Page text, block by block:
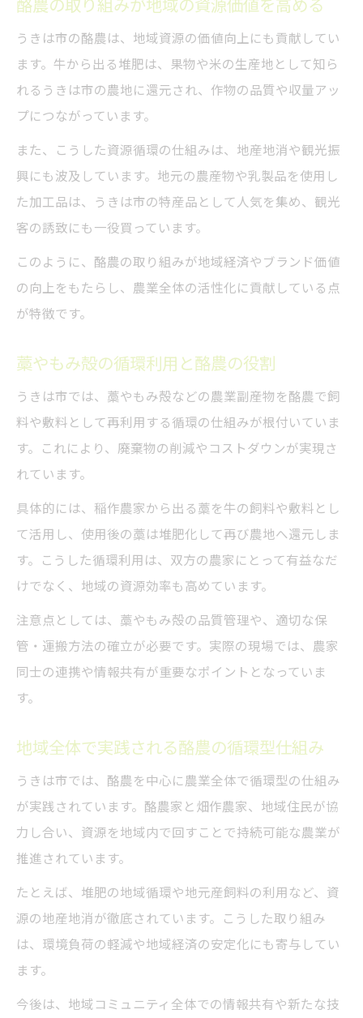
酪農の取り組みが地域の資源価値を高める
うきは市の酪農は、地域資源の価値向上にも貢献してい
ます。牛から出る堆肥は、果物や米の生産地として知ら
れるうきは市の農地に還元され、作物の品質や収量アッ
プにつながっています。
また、こうした資源循環の仕組みは、地産地消や観光振
興にも波及しています。地元の農産物や乳製品を使用し
た加工品は、うきは市の特産品として人気を集め、観光
客の誘致にも一役買っています。
このように、酪農の取り組みが地域経済やブランド価値
の向上をもたらし、農業全体の活性化に貢献している点
が特徴です。
藁やもみ殻の循環利用と酪農の役割
うきは市では、藁やもみ殻などの農業副産物を酪農で飼
料や敷料として再利用する循環の仕組みが根付いていま
す。これにより、廃棄物の削減やコストダウンが実現さ
れています。
具体的には、稲作農家から出る藁を牛の飼料や敷料とし
て活用し、使用後の藁は堆肥化して再び農地へ還元しま
す。こうした循環利用は、双方の農家にとって有益なだ
けでなく、地域の資源効率も高めています。
注意点としては、藁やもみ殻の品質管理や、適切な保
管・運搬方法の確立が必要です。実際の現場では、農家
同士の連携や情報共有が重要なポイントとなっていま
す。
地域全体で実践される酪農の循環型仕組み
うきは市では、酪農を中心に農業全体で循環型の仕組み
が実践されています。酪農家と畑作農家、地域住民が協
力し合い、資源を地域内で回すことで持続可能な農業が
推進されています。
たとえば、堆肥の地域循環や地元産飼料の利用など、資
源の地産地消が徹底されています。こうした取り組み
は、環境負荷の軽減や地域経済の安定化にも寄与してい
ます。
今後は、地域コミュニティ全体での情報共有や新たな技